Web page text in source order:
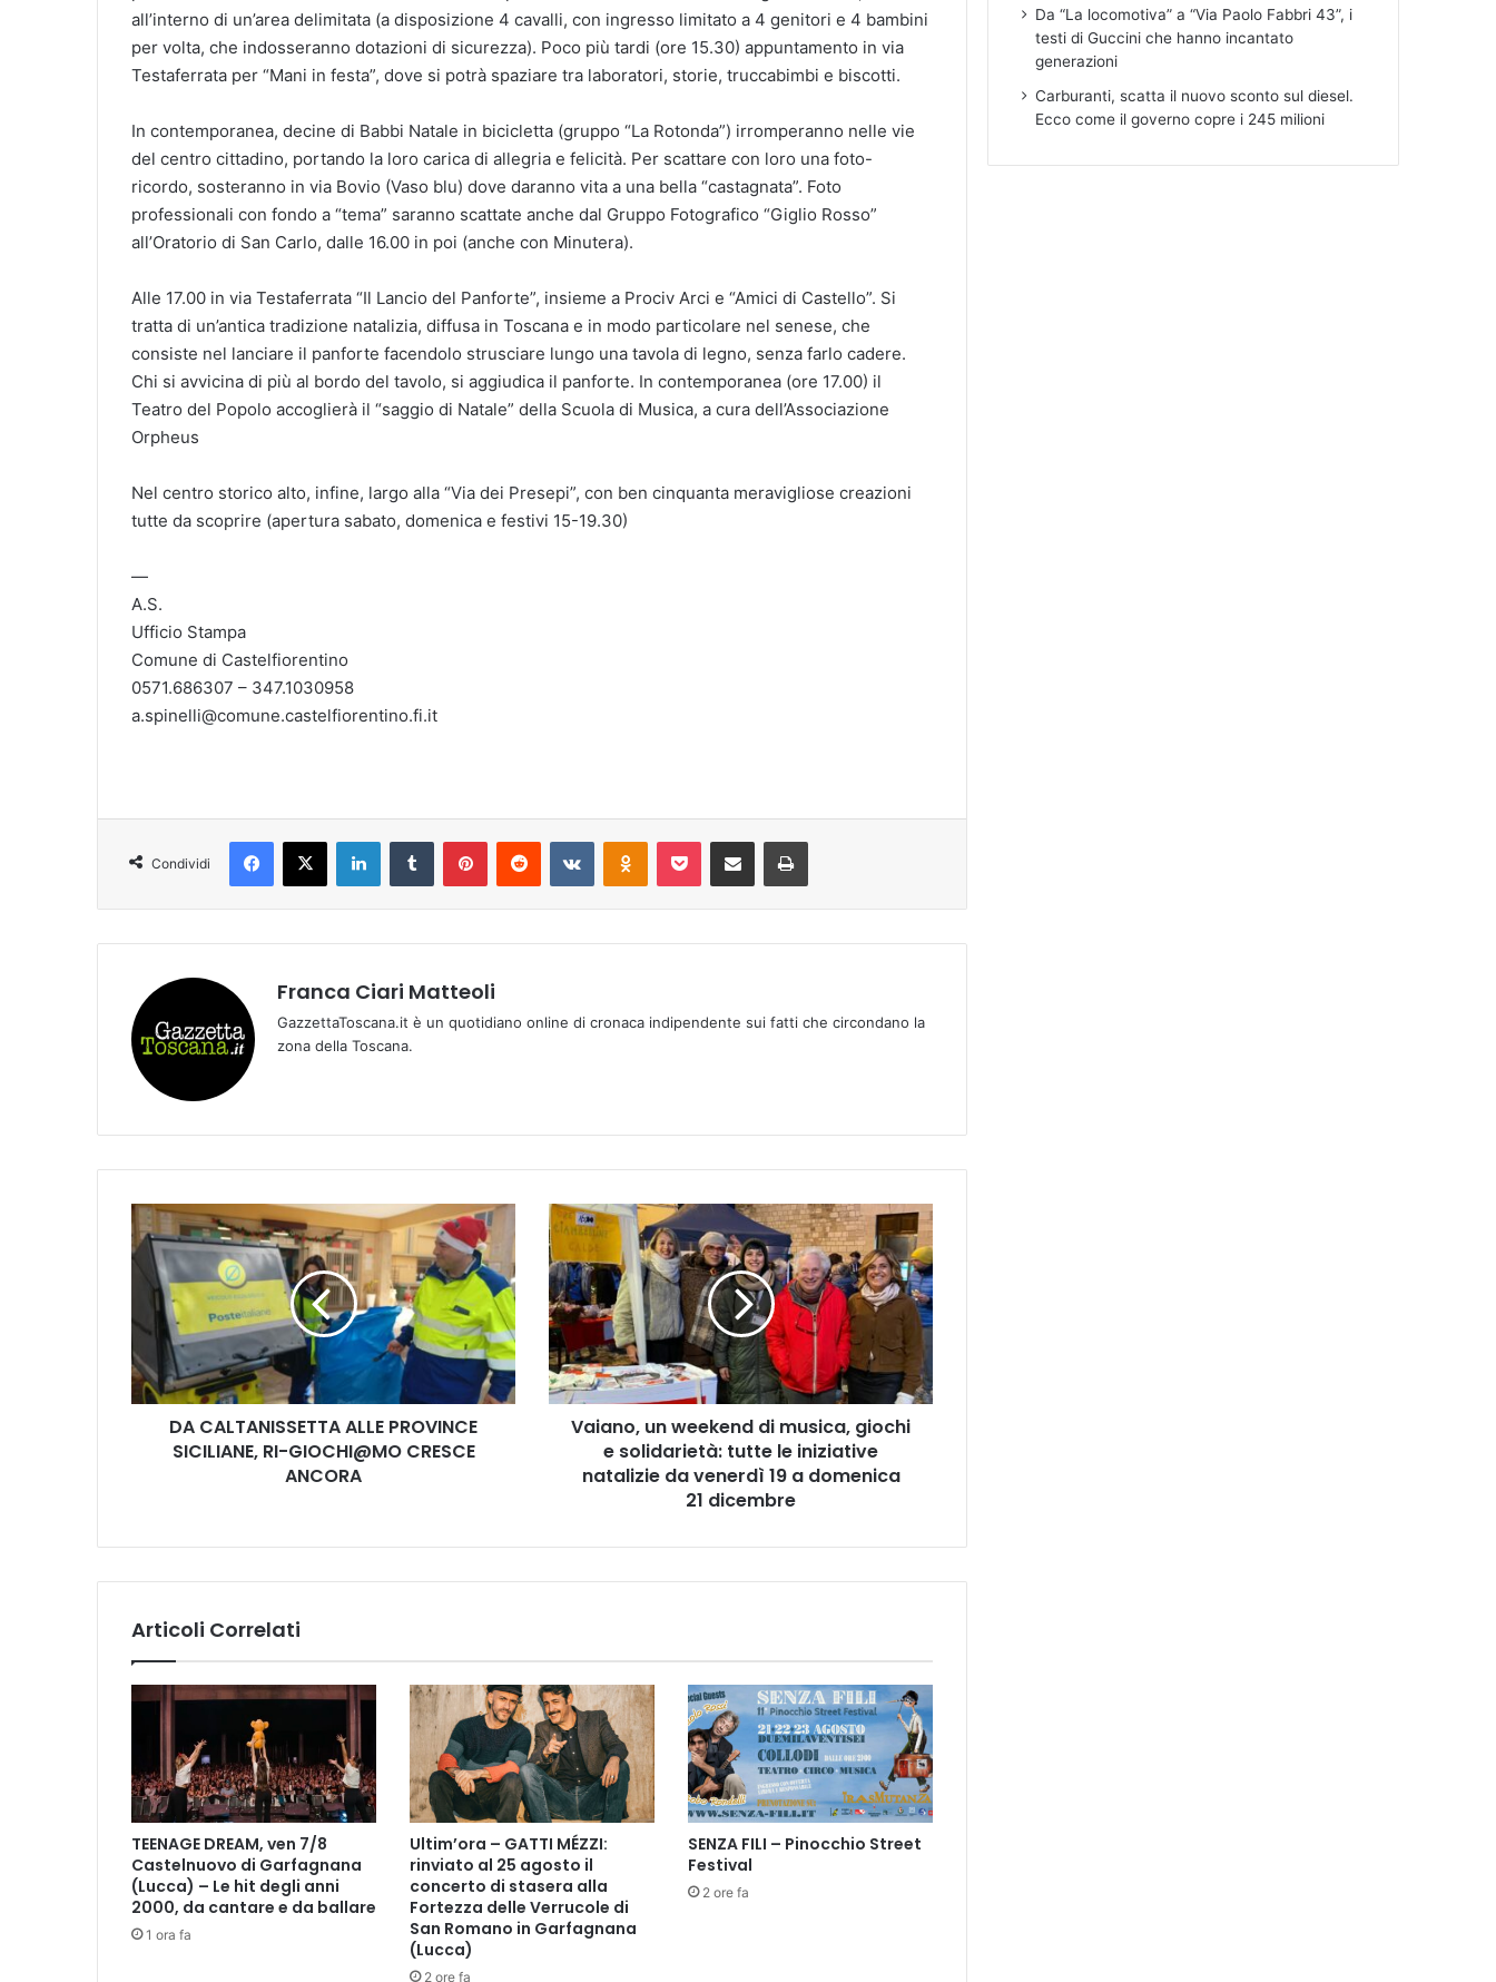
all’interno di un’area delimitata (a disposizione 4 cavalli, con ingresso limitato a 4 genitori e 4 bambini
per volta, che indosseranno dotazioni di sicurezza). Poco più tardi (ore 15.30) appuntamento in via
Testaferrata per “Mani in festa”, dove si potrà spaziare tra laboratori, storie, truccabimbi e biscotti.
In contemporanea, decine di Babbi Natale in bicicletta (gruppo “La Rotonda”) irromperanno nelle vie
del centro cittadino, portando la loro carica di allegria e felicità. Per scattare con loro una foto-
ricordo, sosteranno in via Bovio (Vaso blu) dove daranno vita a una bella “castagnata”. Foto
professionali con fondo a “tema” saranno scattate anche dal Gruppo Fotografico “Giglio Rosso”
all’Oratorio di San Carlo, dalle 16.00 in poi (anche con Minutera).
Alle 17.00 in via Testaferrata “Il Lancio del Panforte”, insieme a Prociv Arci e “Amici di Castello”. Si
tratta di un’antica tradizione natalizia, diffusa in Toscana e in modo particolare nel senese, che
consiste nel lanciare il panforte facendolo strusciare lungo una tavola di legno, senza farlo cadere.
Chi si avvicina di più al bordo del tavolo, si aggiudica il panforte. In contemporanea (ore 17.00) il
Teatro del Popolo accoglierà il “saggio di Natale” della Scuola di Musica, a cura dell’Associazione
Orpheus
Nel centro storico alto, infine, largo alla “Via dei Presepi”, con ben cinquanta meravigliose creazioni
tutte da scoprire (apertura sabato, domenica e festivi 15-19.30)
—
A.S.
Ufficio Stampa
Comune di Castelfiorentino
0571.686307 – 347.1030958
a.spinelli@comune.castelfiorentino.fi.it
Condividi
Franca Ciari Matteoli
GazzettaToscana.it è un quotidiano online di cronaca indipendente sui fatti che circondano la
zona della Toscana.
D
A
C
T
A
N
I
E
P
R
O
N
C
E
S
I
C
I
L
DA CALTANISSETTA ALLE PROVINCE
SICILIANE, RI-GIOCHI@MO CRESCE
ANCORA
V
a
i
a
n
o
,
u
n
u
s
i
c
a
,
g
i
o
c
h
i
e
Vaiano, un weekend di musica, giochi
e solidarietà: tutte le iniziative
natalizie da venerdì 19 a domenica
21 dicembre
Articoli Correlati
TEENAGE DREAM, ven 7/8
Castelnuovo di Garfagnana
(Lucca) – Le hit degli anni
2000, da cantare e da ballare
1 ora fa
Ultim’ora – GATTI MÉZZI:
rinviato al 25 agosto il
concerto di stasera alla
Fortezza delle Verrucole di
San Romano in Garfagnana
(Lucca)
2 ore fa
SENZA FILI – Pinocchio Street
Festival
2 ore fa
Da “La locomotiva” a “Via Paolo Fabbri 43”, i
testi di Guccini che hanno incantato
generazioni
Carburanti, scatta il nuovo sconto sul diesel.
Ecco come il governo copre i 245 milioni